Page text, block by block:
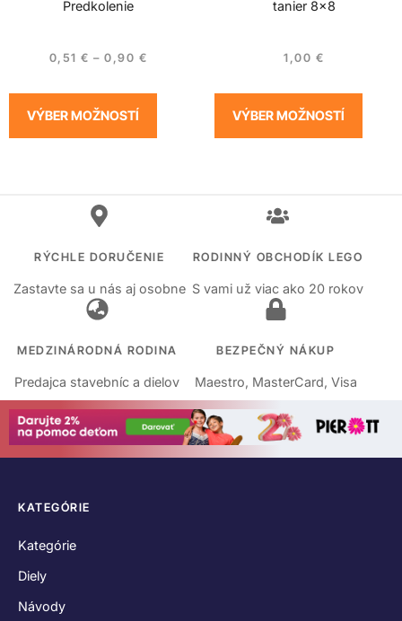
Predkolenie
0,51€ – 0,90 €
VÝBER MOŽNOSTÍ
tanier 8×8
1,00 €
VÝBER MOŽNOSTÍ
RÝCHLE DORUČENIE
Zastavte sa u nás aj osobne
RODINNÝ OBCHODÍK LEGO
S vami už viac ako 20 rokov
MEDZINÁRODNÁ RODINA
Predajca stavebníc a dielov
BEZPEČNÝ NÁKUP
Maestro, MasterCard, Visa
KATEGÓRIE
Kategórie
Diely
Návody